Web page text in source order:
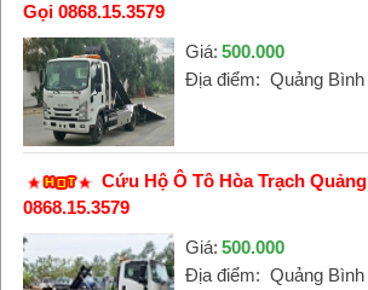
Gọi 0868.15.3579
Giá: 500.000
Địa điểm: Quảng
Cứu Hộ Ô Tô Hòa Trạch
0868.15.3579
Giá: 500.000
Địa điểm: Quảng